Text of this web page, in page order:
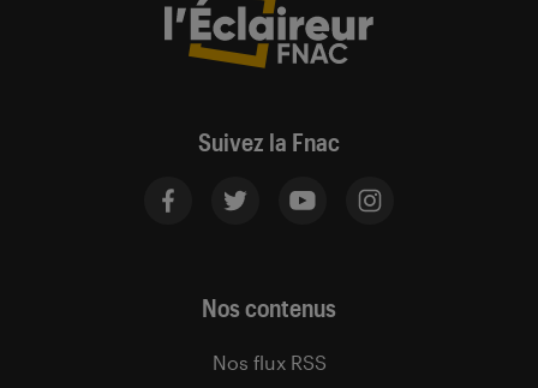
Suivez la Fnac
Nos contenus
Nos flux RSS